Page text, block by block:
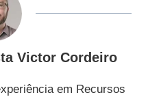
Victor Cordeiro
em Recursos